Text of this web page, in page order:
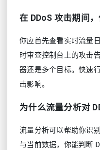
在 DDoS 攻击期间
你应首先查看实时流量
时审查控制台上的攻击
器还是多个目标。快速
击影响。
为什么流量分析对
流量分析可以帮助你识
与当前数据，你能判断